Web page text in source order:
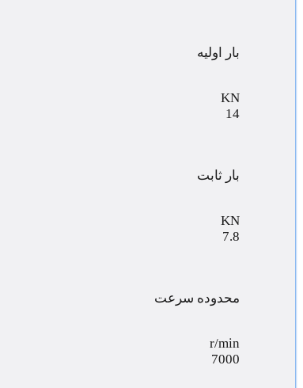
بار اولیه
KN
14
بار ثابت
KN
7.8
محدوده سرعت
r/min
7000